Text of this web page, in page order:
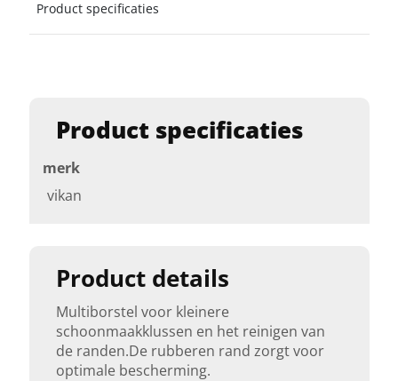
Product details
Multiborstel voor kleinere
schoonmaakklussen en het reinigen van
de randen.De rubberen rand zorgt voor
optimale bescherming.
Product specificaties
merk
vikan
Product specificaties